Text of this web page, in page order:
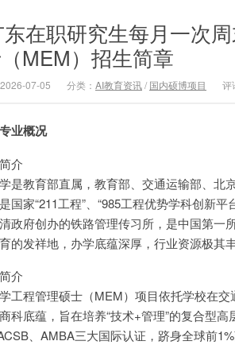
东在职研究生每月一次
MEM）招生简章
07-05 分类： AI教育资讯/ 国内硕博项目 评
业概况
介
是教育部直属，教育部、交通运输部、北
国家“211工程”、“985工程优势学科创新
政府创办的铁路管理传习所，是中国第一
的发祥地，办学底蕴深厚，行业资源极其丰
介
工程管理硕士（MEM）项目依托学校在
科底蕴，旨在培养“技术+管理”的复合型
、AMBA三大国际认证，跻身全球前